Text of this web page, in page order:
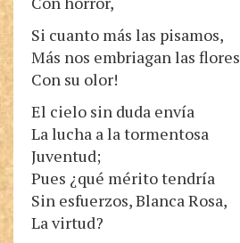
Si cuanto más las pisamos,
Más nos embriagan las flores
Con su olor!
El cielo sin duda envía
La lucha a la tormentosa
Juventud;
Pues ¿qué mérito tendría
Sin esfuerzos, Blanca Rosa,
La virtud?